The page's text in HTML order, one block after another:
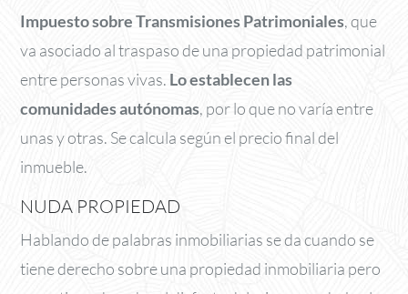
Impuesto sobre Transmisiones Patrimoniales, que
va asociado al traspaso de una propiedad patrimonial
entre personas vivas. Lo establecen las
comunidades autónomas, por lo que no varía entre
unas y otras. Se calcula según el precio final del
inmueble.
NUDA PROPIEDAD
Hablando de palabras inmobiliarias se da cuando se
tiene derecho sobre una propiedad inmobiliaria pero